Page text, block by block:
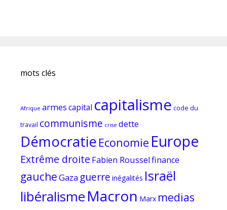
mots clés
Afrique armescapital capitalisme code du
travail communisme crise dette
Démocratie Economie Europe
Extrême droite Fabien Rousselfinance
gaucheGaza guerre inégalités Israël
libéralismeMacron Marx medias